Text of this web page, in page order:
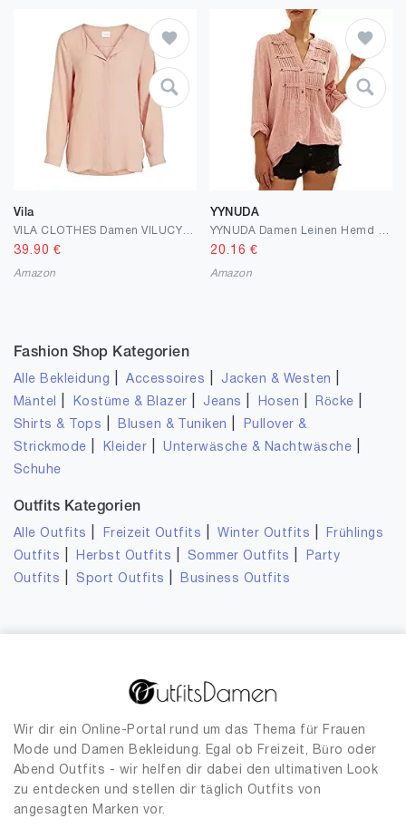
Vila
39.90 €
Amazon
YYNUDA
20.16 €
Amazon
Fashion Shop Kategorien
Alle Bekleidung |Accessoires Jacken & Westen
Mäntel Kostüme & Blazer Jeans Hosen Röcke
Shirts & Tops Blusen & Tuniken
Pullover &
Strickmode
Kleider |Unterwäsche & Nachtwäsche
Schuhe
Outfits Kategorien
Alle Outfits Freizeit Outfits |Winter Outfits
Frühlings
Outfits
Herbst Outfits Sommer Outfits
Party
Outfits
Sport Outfits Business Outfits
Wir dir ein Online-Portal rund um das Thema für Frauen
Mode und Damen Bekleidung. Egal ob Freizeit, Büro oder
Abend Outfits - wir helfen dir dabei den ultimativen Look
zu entdecken und stellen dir täglich Outfits von
angesagten Marken vor.